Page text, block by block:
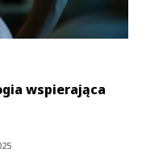
wspierająca